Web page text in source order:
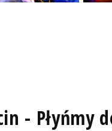
- Płyńmy